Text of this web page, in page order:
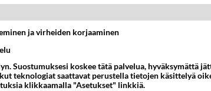
ja virheiden korjaaminen
Suostumuksesi koskee tätä palvelua, hyväksymättä
teknologiat saattavat perustella tietojen käsittelyä
klikkaamalla "Asetukset" linkkiä.